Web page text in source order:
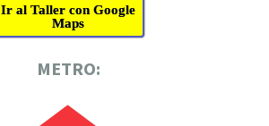
Ir al Taller con Google
Maps
METRO: